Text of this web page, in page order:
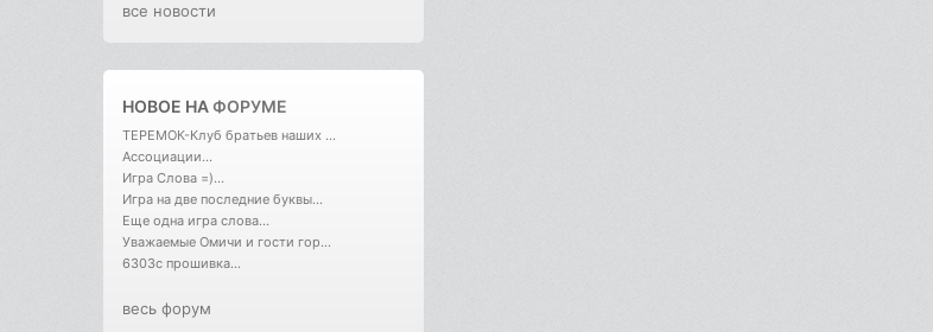
все новости
НОВОЕ НАФОРУМЕ
ТЕРЕМОК-Клуб братьев наших ...
Ассоциации...
Игра Слова =)...
Игра на две последние буквы...
Еще одна игра слова...
Уважаемые Омичи и гости гор...
6303с прошивка...
весь форум